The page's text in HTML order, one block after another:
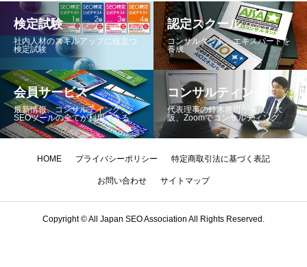
検定試験
社内人材のスキルアップに役立つ
検定試験
認定スクール
コンサルタント、エキスパートを
養成
会員サービス
最新情報、コンサルテイング、
SEOツールの全てが利用できる
コンサルティング
代表理事の鈴木将司が東京、大
阪、Zoomでコンサルティング
HOME プライバシーポリシー 特定商取引法に基づく表記
お問い合わせ サイトマップ
Copyright © All Japan SEO Association All Rights Reserved.